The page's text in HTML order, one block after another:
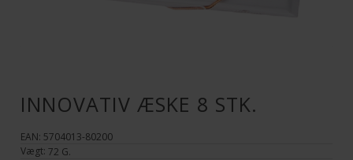
INNOVATIV ÆSKE 8 STK.
EAN: 5704013-80200
Vægt:72 G.